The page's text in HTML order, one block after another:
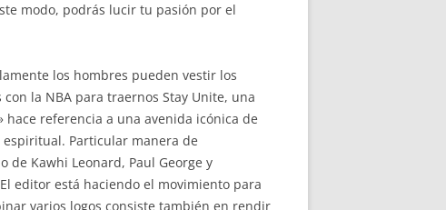
modo, podrás lucir tu pasión por el
los hombres pueden vestir los
la NBA para traernos Stay Unite, una
hace referencia a una avenida icónica de
Particular manera de
Kawhi Leonard, Paul George y
editor está haciendo el movimiento para
varios logos consiste también en rendir